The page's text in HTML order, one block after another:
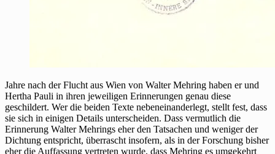
Jahre nach der Flucht aus Wien von Walter Mehring haben er und
Hertha Pauli in ihren jeweiligen Erinnerungen genau diese
geschildert. Wer die beiden Texte nebeneinanderlegt, stellt fest, dass
sie sich in einigen Details unterscheiden. Dass vermutlich die
Erinnerung Walter Mehrings eher den Tatsachen und weniger der
Dichtung entspricht, überrascht insofern, als in der Forschung bisher
eher die Auffassung vertreten wurde, dass Mehring es umgekehrt